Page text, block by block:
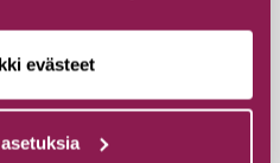
evästeet
#Marjastus ja sienestys